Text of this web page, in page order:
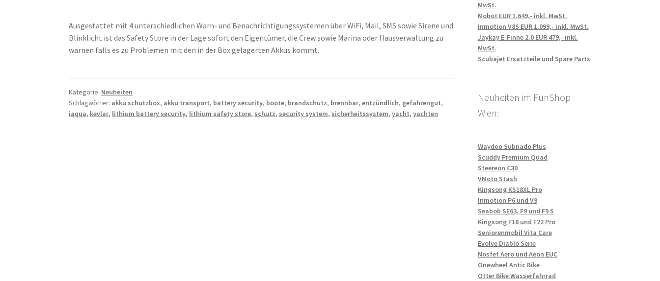
Ausgestattet mit 4 unterschiedlichen Warn- und Benachrichtigungssystemen über WiFi, Mail, SMS sowie Sirene und
Blinklicht ist das Safety Store in der Lage sofort den Eigentümer, die Crew sowie Marina oder Hausverwaltung zu
warnen falls es zu Problemen mit den in der Box gelagerten Akkus kommt.
Kategorie: Neuheiten
Schlagwörter: akku schutzbox, akku transport, battery security, boote, brandschutz, brennbar,entzündlich, gefahrengut,
iaqua, kevlar, lithium battery security, lithium safety store, schutz, security system, sicherheitssystem,yacht,yachten
MwSt.
Mobot EUR 1.649,- inkl. MwSt.
Inmotion V8S EUR 1.099,- inkl. MwSt.
Jaykay E-Finne 2.0 EUR 479,- inkl.
MwSt.
Scubajet Ersatzteile und Spare Parts
Neuheiten im FunShop
Wien:
Waydoo Subnado Plus
Scuddy Premium Quad
Steereon C30
VMoto Stash
Kingsong KS18XL Pro
Inmotion P6 und V9
Seabob SE63, F9 und F9 S
Kingsong F18 und F22 Pro
Seniorenmobil Vita Care
Evolve Diablo Serie
Nosfet Aero und Aeon EUC
Onewheel Antic Bike
Otter Bike Wasserfahrrad